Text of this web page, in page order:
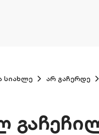
სიახლე არ გაჩერდე